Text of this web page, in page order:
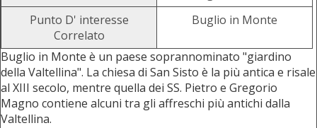
Punto D' interesse
Correlato
Buglio in Monte
Buglio in Monte è un paese soprannominato "giardino
della Valtellina". La chiesa di San Sisto è la più antica e risale
al XIII secolo, mentre quella dei SS. Pietro e Gregorio
Magno contiene alcuni tra gli affreschi più antichi dalla
Valtellina.